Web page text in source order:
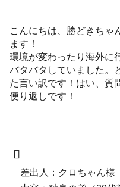
こんにちは、勝どきちゃ
ます！
環境が変わったり海外に
バタバタしていました。
た言い訳です！はい、質
便り返しです！
差出人：クロちゃん様